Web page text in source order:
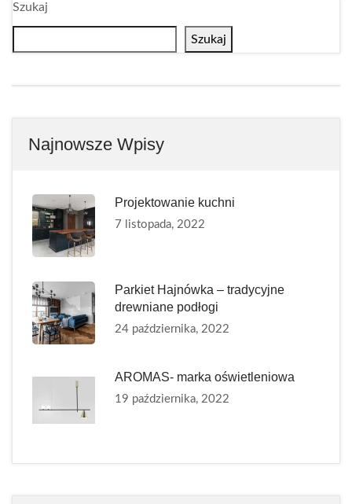
Szukaj
Szukaj
Najnowsze Wpisy
Projektowanie kuchni
7 listopada, 2022
Parkiet Hajnówka – tradycyjne
drewniane podłogi
24 października, 2022
AROMAS- marka oświetleniowa
19 października, 2022